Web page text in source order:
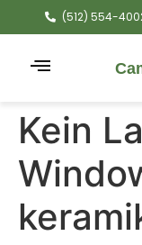
(512) 554-
Kein